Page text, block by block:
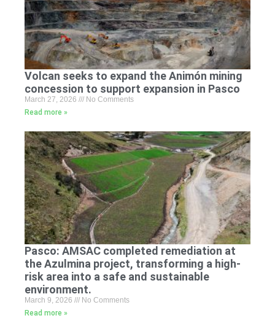
Volcan seeks to expand the Animón mining
concession to support expansion in Pasco
March 27, 2026
No Comments
Read more »
Pasco: AMSAC completed remediation at
the Azulmina project, transforming a high-
risk area into a safe and sustainable
environment.
March 9, 2026
No Comments
Read more »